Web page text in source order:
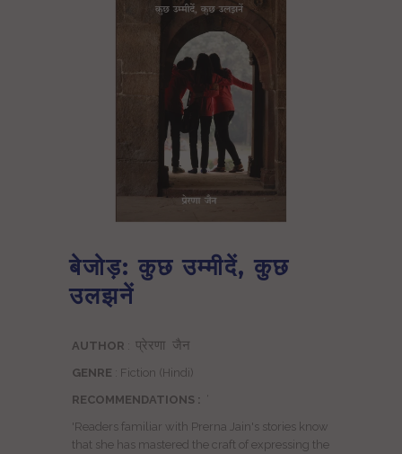
बेजोड़: कुछ उम्मीदें, कुछ
उलझनें
AUTHOR :प्रेरणा जैन
GENRE : Fiction (Hindi)
RECOMMENDATIONS : ‘
'Readers familiar with Prerna Jain's stories know
that she has mastered the craft of expressing the